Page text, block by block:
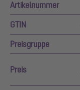
Artikelnummer
GTIN
Preisgruppe
Preis